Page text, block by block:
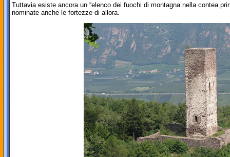
Tuttavia esiste ancora un “elenco dei fuochi di montagna nella contea
nominate anche le fortezze di allora.